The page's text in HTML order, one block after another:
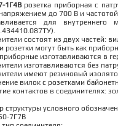
1Г4Врозетка приборная с
до 700 В и
для
состоят из двух частей:
розетки могут быть как
изготавливаются в
изготавливаются без
имеют резиновый
вилок с розетками
контактов в соединителях:
структуры условного
7Г7В